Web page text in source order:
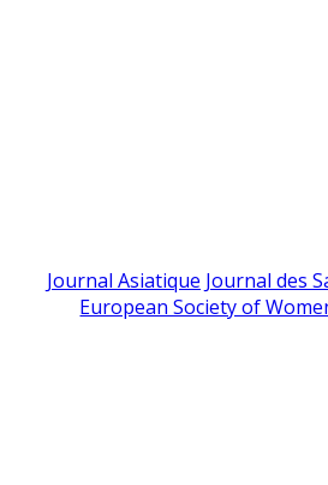
Journal Asiatique Journal des
European Society of